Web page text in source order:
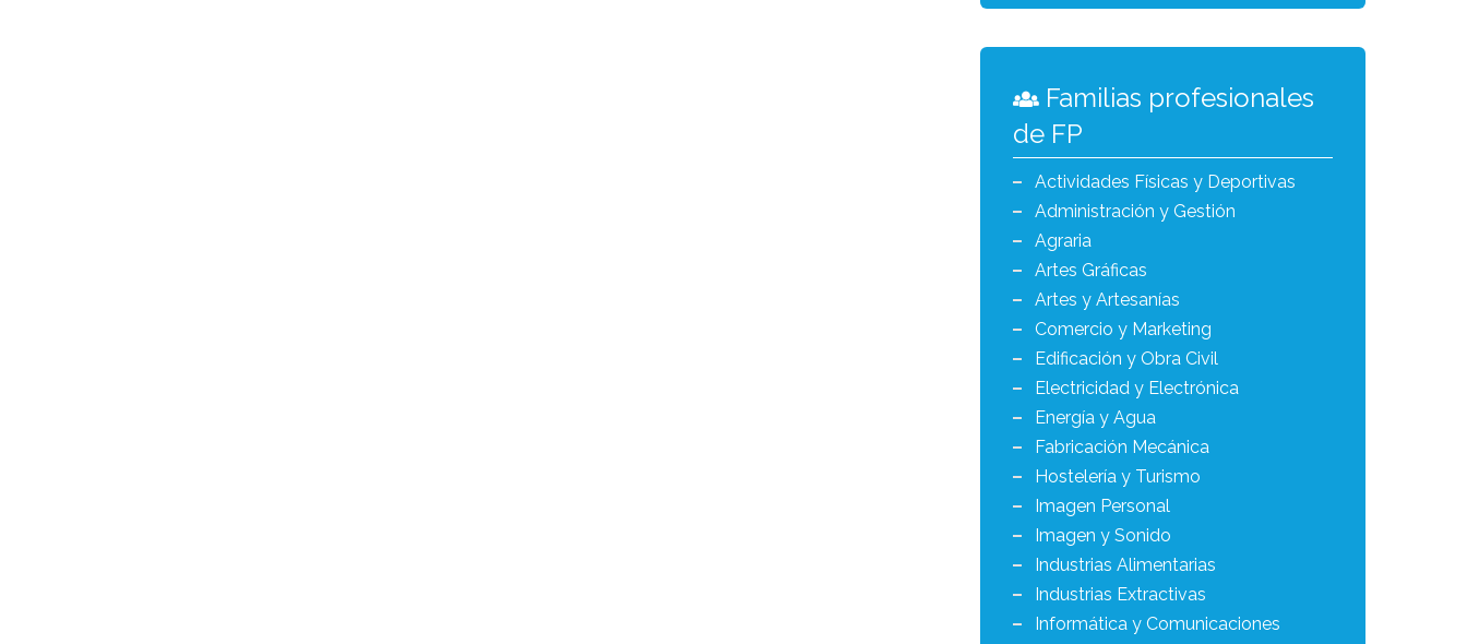
Familias profesionales
de FP
Actividades Físicas y Deportivas
Administración y Gestión
Agraria
Artes Gráficas
Artes y Artesanías
Comercio y Marketing
Edificación y Obra Civil
Electricidad y Electrónica
Energía y Agua
Fabricación Mecánica
Hostelería y Turismo
Imagen Personal
Imagen y Sonido
Industrias Alimentarias
Industrias Extractivas
Informática y Comunicaciones